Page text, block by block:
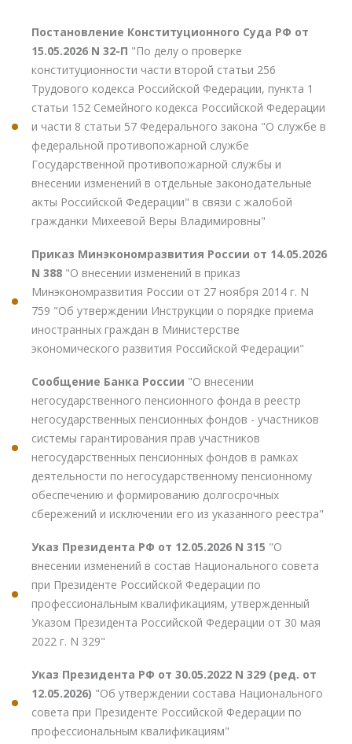
Постановление Конституционного Суда РФ от
15.05.2026 N 32-П "По делу о проверке
конституционности части второй статьи 256
Трудового кодекса Российской Федерации, пункта 1
статьи 152 Семейного кодекса Российской Федерации
и части 8 статьи 57 Федерального закона "О службе в
федеральной противопожарной службе
Государственной противопожарной службы и
внесении изменений в отдельные законодательные
акты Российской Федерации" в связи с жалобой
гражданки Михеевой Веры Владимировны"
Приказ Минэкономразвития России от 14.05.2026
N 388 "О внесении изменений в приказ
Минэкономразвития России от 27 ноября 2014 г. N
759 "Об утверждении Инструкции о порядке приема
иностранных граждан в Министерстве
экономического развития Российской Федерации"
Сообщение Банка России "О внесении
негосударственного пенсионного фонда в реестр
негосударственных пенсионных фондов - участников
системы гарантирования прав участников
негосударственных пенсионных фондов в рамках
деятельности по негосударственному пенсионному
обеспечению и формированию долгосрочных
сбережений и исключении его из указанного реестра"
Указ Президента РФ от 12.05.2026 N 315 "О
внесении изменений в состав Национального совета
при Президенте Российской Федерации по
профессиональным квалификациям, утвержденный
Указом Президента Российской Федерации от 30 мая
2022 г. N 329"
Указ Президента РФ от 30.05.2022 N 329 (ред. от
12.05.2026) "Об утверждении состава Национального
совета при Президенте Российской Федерации по
профессиональным квалификациям"